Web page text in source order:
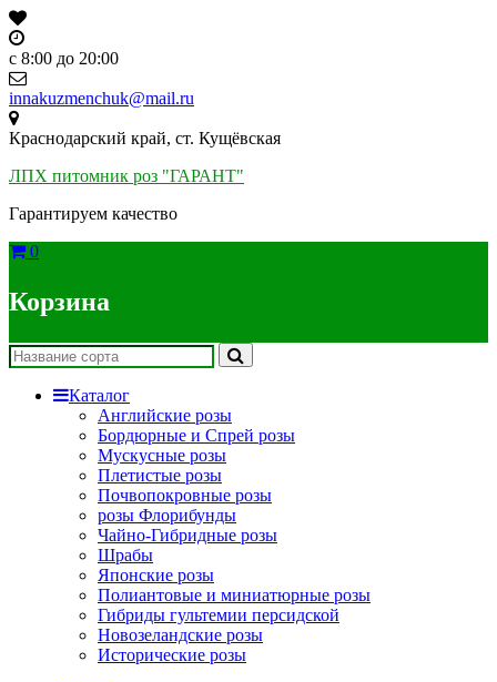
Skip
to
content
c 8:00 до 20:00
innakuzmenchuk@mail.ru
Краснодарский край, ст. Кущёвская
ЛПХ питомник роз "ГАРАНТ"
Гарантируем качество
0
Корзина
Каталог
Английские розы
Бордюрные и Спрей розы
Мускусные розы
Плетистые розы
Почвопокровные розы
розы Флорибунды
Чайно-Гибридные розы
Шрабы
Японские розы
Полиантовые и миниатюрные розы
Гибриды гультемии персидской
Новозеландские розы
Исторические розы